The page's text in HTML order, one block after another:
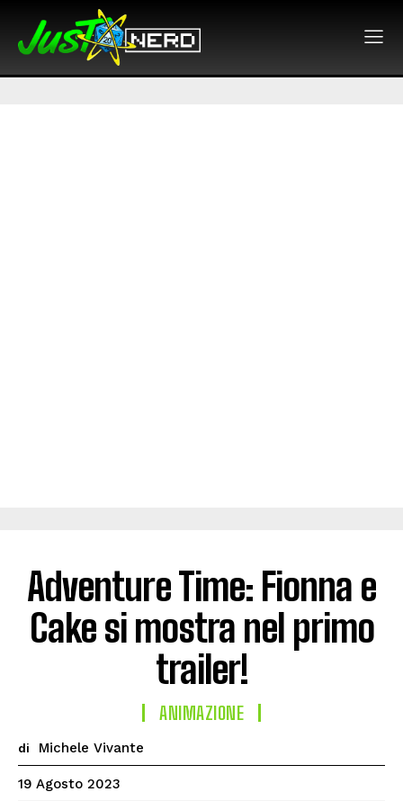
Adventure Time: Fionna e
Cake si mostra nel primo
trailer!
ANIMAZIONE
di Michele Vivante
19 Agosto 2023